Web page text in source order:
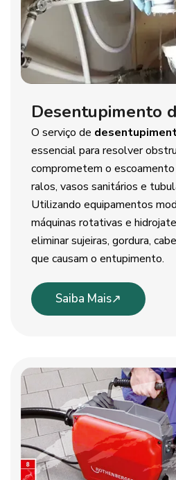
Desentupimento
O serviço de
essencial para resolver
comprometem o escoamento
ralos, vasos sanitários e
Utilizando equipamentos
máquinas rotativas e
eliminar sujeiras, gordura,
que causam o entupimento.
Saiba Mais